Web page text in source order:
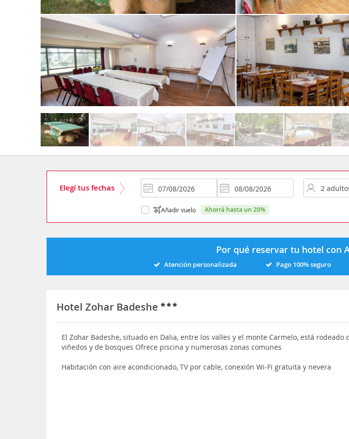
Elegí tus fechas
Añadir vuelo ahorrá hasta un 20%
Por qué reservar tu hotel con
Atención personalizada Pago 100% seguro
Hotel Zohar Badeshe
El Zohar Badeshe, situado en Dalia, entre los valles y el monte Carmelo, está rodeado
viñedos y de bosques Ofrece piscina y numerosas zonas comunes
Habitación con aire acondicionado, TV por cable, conexión Wi-Fi gratuita y nevera